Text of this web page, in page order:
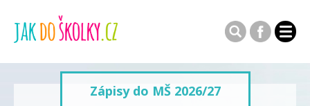
Zápisy do MŠ 2026/27